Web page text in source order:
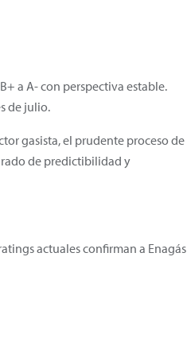
a A- con perspectiva estable.
de julio.
gasista, el prudente proceso de
de predictibilidad y
actuales confirman a Enagás